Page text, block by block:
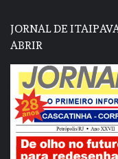
JORNAL DE
ABRIR